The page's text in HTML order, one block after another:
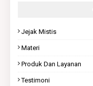
Jejak Mistis
Materi
Produk Dan Layanan
Testimoni